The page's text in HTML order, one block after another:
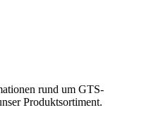
rund um GTS-
Produktsortiment.